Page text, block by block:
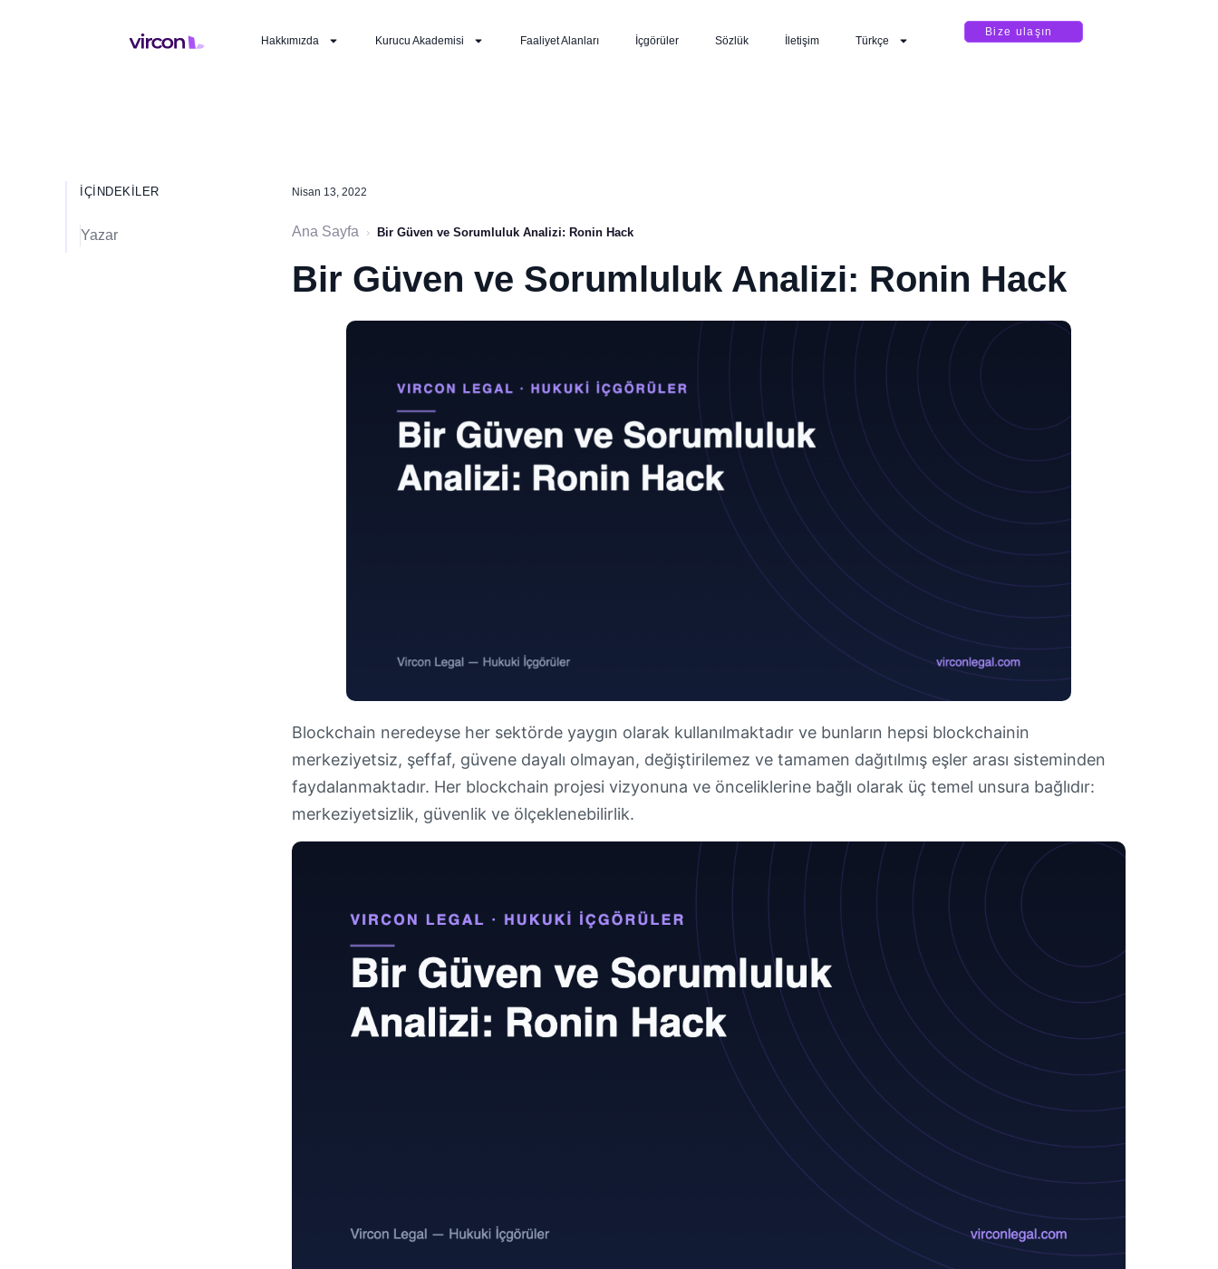
Hakkımızda Kurucu Akademisi Faaliyet Alanları İçgörüler Sözlük İletişim Türkçe
Bize ulaşın
İÇINDEKILER
Yazar
Nisan 13, 2022
Ana Sayfa › Bir Güven ve Sorumluluk Analizi: Ronin Hack
Bir Güven ve Sorumluluk Analizi: Ronin Hack
Blockchain neredeyse her sektörde yaygın olarak kullanılmaktadır ve bunların hepsi blockchainin
merkeziyetsiz, şeffaf, güvene dayalı olmayan, değiştirilemez ve tamamen dağıtılmış eşler arası sisteminden
faydalanmaktadır. Her blockchain projesi vizyonuna ve önceliklerine bağlı olarak üç temel unsura bağlıdır:
merkeziyetsizlik, güvenlik ve ölçeklenebilirlik.